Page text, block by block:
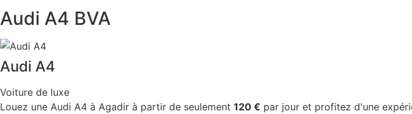
Audi A4 BVA
Audi A4
Voiture de luxe
Louez une Audi A4 à Agadir à partir de seulement 120 € par jour et profitez d'une